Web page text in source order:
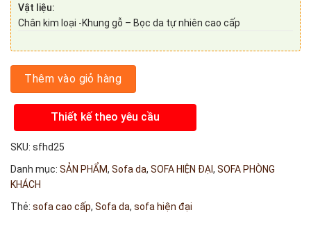
Vật liệu:
Chân kim loại -Khung gỗ – Bọc da tự nhiên cao cấp
Thêm vào giỏ hàng
Thiết kế theo yêu cầu
SKU: sfhd25
Danh mục: SẢN PHẨM, Sofa da, SOFA HIỆN ĐẠI , SOFA PHÒNG
KHÁCH
Thẻ: sofa cao cấp, Sofa da, sofa hiện đại